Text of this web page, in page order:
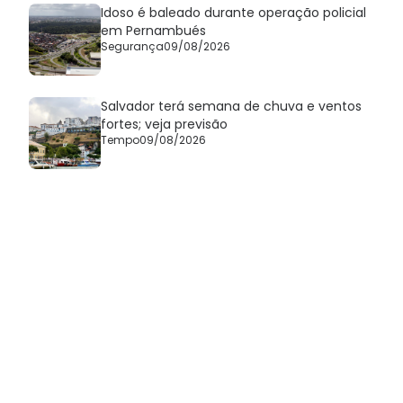
Idoso é baleado durante operação policial
em Pernambués
Segurança09/08/2026
Salvador terá semana de chuva e ventos
fortes; veja previsão
Tempo09/08/2026